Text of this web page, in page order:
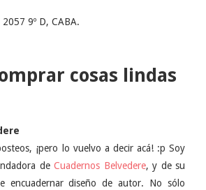
9º D, CABA.
cosas lindas
¡pero lo vuelvo a decir acá! :p Soy
de Cuadernos Belvedere, y de su
encuadernar diseño de autor. No sólo